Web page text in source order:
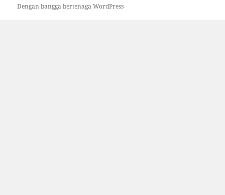
Dengan bangga bertenaga WordPress